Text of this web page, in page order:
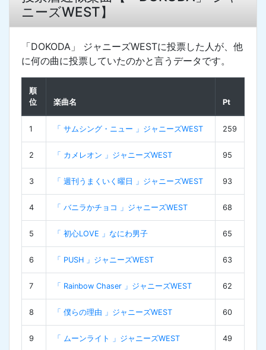
ニーズWEST】
「DOKODA」 ジャニーズWESTに投票した人が、他
に何の曲に投票していたのかと言うデータです。
順
位
楽曲名 Pt
1 「 サムシング・ニュー 」ジャニーズWEST 259
2 「 カメレオン 」ジャニーズWEST 95
3 「 週刊うまくいく曜日 」ジャニーズWEST 93
4 「 バニラかチョコ 」ジャニーズWEST 68
5 「 初心LOVE 」なにわ男子 65
6 「 PUSH 」ジャニーズWEST 63
7 「 Rainbow Chaser 」ジャニーズWEST 62
8 「 僕らの理由 」ジャニーズWEST 60
9 「 ムーンライト 」ジャニーズWEST 49